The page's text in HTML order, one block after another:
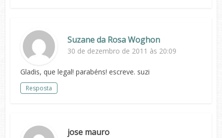
Suzane da Rosa Woghon
30 de dezembro de 2011 às 20:09
Gladis, que legal! parabéns! escreve. suzi
Resposta
jose mauro